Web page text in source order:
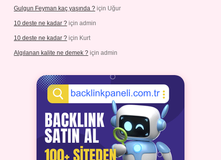
Gulgun Feyman kaç yaşında ? için Uğur
10 deste ne kadar ? için admin
10 deste ne kadar ? için Kurt
Algılanan kalite ne demek ? için admin